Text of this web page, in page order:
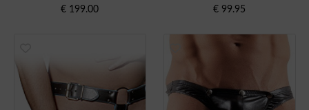
€ 199.00
€ 99.95